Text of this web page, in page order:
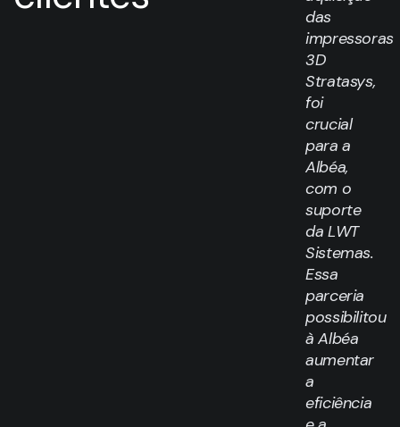
das
impressoras
3D
Stratasys,
foi
crucial
para a
Albéa,
com o
suporte
da LWT
Sistemas.
Essa
parceria
possibilitou
à Albéa
aumentar
a
eficiência